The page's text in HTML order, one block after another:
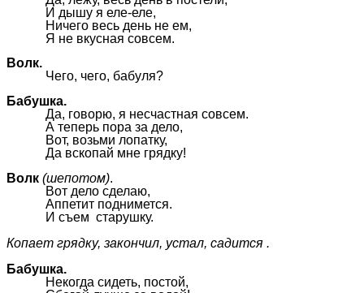
И дышу я еле-еле,
Ничего весь день не ем,
Я не вкусная совсем.
Волк.
Чего, чего, бабуля?
Бабушка.
Да, говорю, я несчастная совсем.
А теперь пора за дело,
Вот, возьми лопатку,
Да вскопай мне грядку!
Волк (шепотом).
Вот дело сделаю,
Аппетит поднимется.
И съем старушку.
Копает грядку, закончил, устал, садится .
Бабушка.
Некогда сидеть, постой,